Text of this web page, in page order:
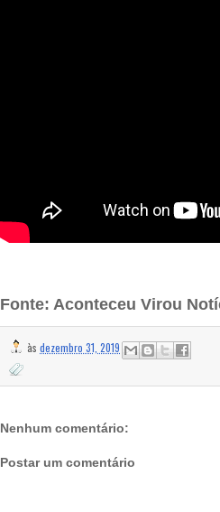
Fonte: Aconteceu Virou
às dezembro 31, 2019
Nenhum comentário:
Postar um comentário